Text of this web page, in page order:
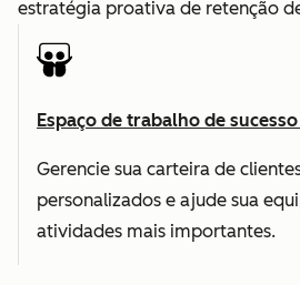
estratégia proativa de retenção
Espaço de trabalho de
Gerencie sua carteira de
personalizados e ajude sua
atividades mais importantes.